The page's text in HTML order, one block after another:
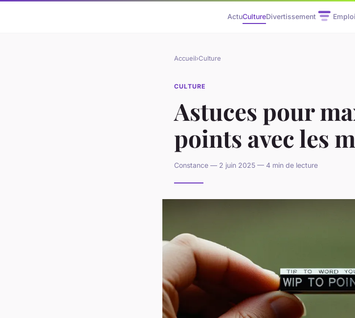
ActuCultureDivertissement Emploi
Accueil›Culture
CULTURE
Astuces pour
points avec les
Constance — 2 juin 2025 — 4 min de lecture